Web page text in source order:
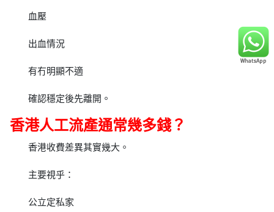
血壓
出血情況
有冇明顯不適
確認穩定後先離開。
香港人工流產通常幾多錢？
香港收費差異其實幾大。
主要視乎：
公立定私家